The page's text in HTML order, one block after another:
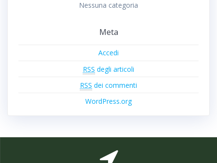
Nessuna categoria
Meta
Accedi
RSS degli articoli
RSS dei commenti
WordPress.org